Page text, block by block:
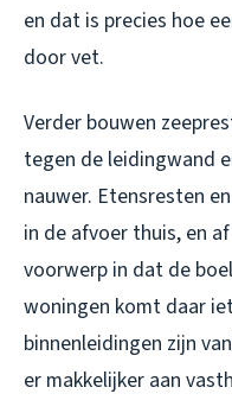
en dat is precies hoe
door vet.
Verder bouwen
tegen de leidingwand
nauwer. Etensresten
in de afvoer thuis, en
voorwerp in dat de
woningen komt daar
binnenleidingen zijn
er makkelijker aan